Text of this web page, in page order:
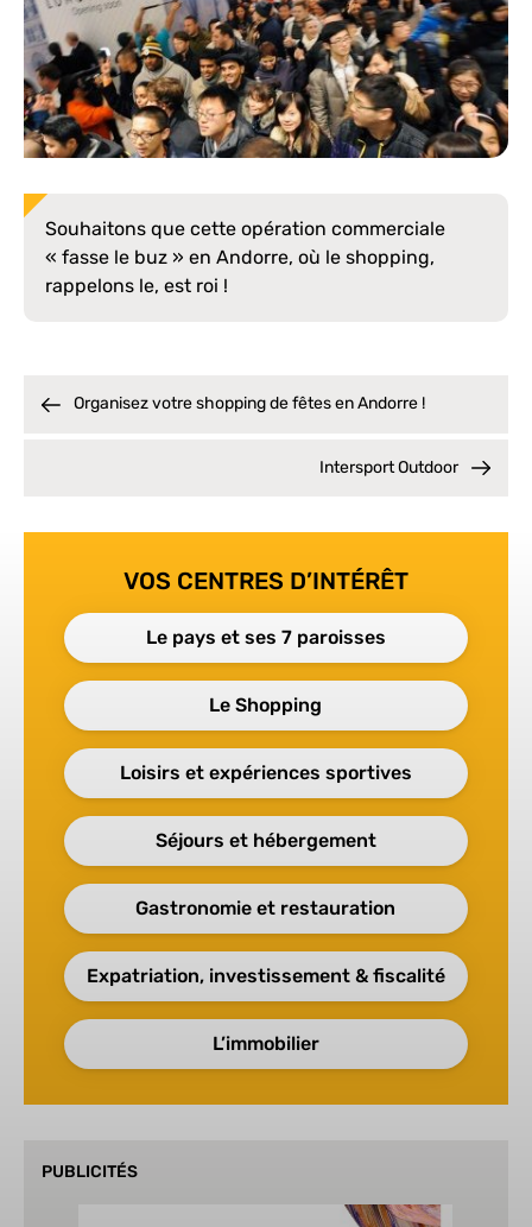
Souhaitons que cette opération commerciale
« fasse le buz » en Andorre, où le shopping,
rappelons le, est roi !
VOS CENTRES D’INTÉRÊT
Le pays et ses 7 paroisses
Le Shopping
Loisirs et expériences sportives
Séjours et hébergement
Gastronomie et restauration
Expatriation, investissement & fiscalité
L’immobilier
PUBLICITÉS
Organisez votre shopping de fêtes en Andorre !
Intersport Outdoor